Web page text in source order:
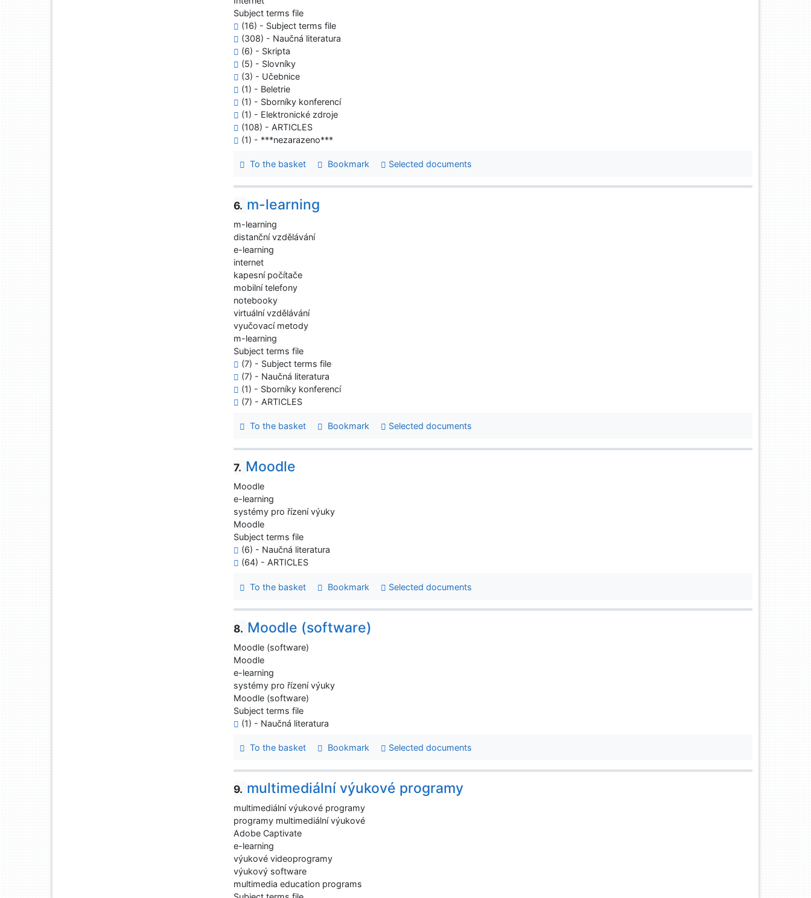
Subject terms file
(16) - Subject terms file
(308) - Naučná literatura
(6) - Skripta
(5) - Slovníky
(3) - Učebnice
(1) - Beletrie
(1) - Sborníky konferencí
(1) - Elektronické zdroje
(108) - ARTICLES
(1) - ***nezarazeno***
To the basket Bookmark Selected documents
6. m-learning
m-learning
distanční vzdělávání
e-learning
internet
kapesní počítače
mobilní telefony
notebooky
virtuální vzdělávání
vyučovací metody
m-learning
Subject terms file
(7) - Subject terms file
(7) - Naučná literatura
(1) - Sborníky konferencí
(7) - ARTICLES
To the basket Bookmark Selected documents
7. Moodle
Moodle
e-learning
systémy pro řízení výuky
Moodle
Subject terms file
(6) - Naučná literatura
(64) - ARTICLES
To the basket Bookmark Selected documents
8. Moodle (software)
Moodle (software)
Moodle
e-learning
systémy pro řízení výuky
Moodle (software)
Subject terms file
(1) - Naučná literatura
To the basket Bookmark Selected documents
9. multimediální výukové programy
multimediální výukové programy
programy multimediální výukové
Adobe Captivate
e-learning
výukové videoprogramy
výukový software
multimedia education programs